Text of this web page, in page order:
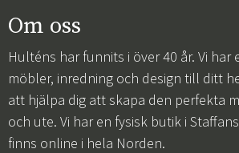
Om oss
Hulténs har funnits i över 40 år. Vi
möbler, inredning och design till ditt
att hjälpa dig att skapa den perfekta
och ute. Vi har en fysisk butik i
finns online i hela Norden.